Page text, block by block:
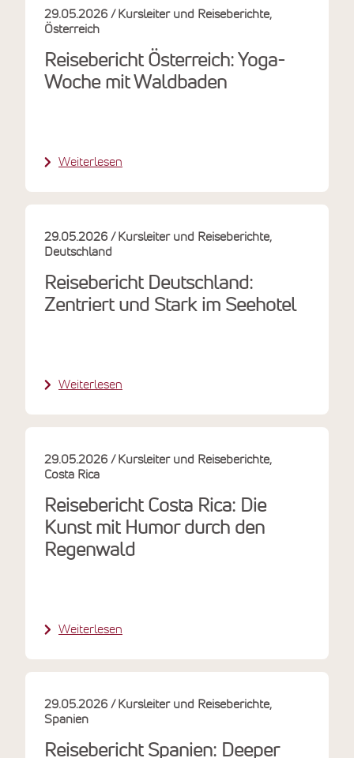
Reisebericht Österreich: Yoga-
Woche mit Waldbaden
29.05.2026
Kursleiter und Reiseberichte
Österreich
Weiterlesen
Reisebericht Deutschland:
Zentriert und Stark im Seehotel
29.05.2026
Kursleiter und Reiseberichte
Deutschland
Weiterlesen
Reisebericht Costa Rica: Die
Kunst mit Humor durch den
Regenwald
29.05.2026
Kursleiter und Reiseberichte
Costa Rica
Weiterlesen
Reisebericht Spanien: Deeper
29.05.2026
Kursleiter und Reiseberichte
Spanien